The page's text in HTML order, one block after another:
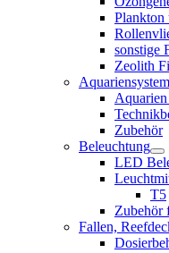
Plankton
sonstige
Zeolith
Zubehör
Beleuchtung
LED
T5
Zubehör
Fallen,